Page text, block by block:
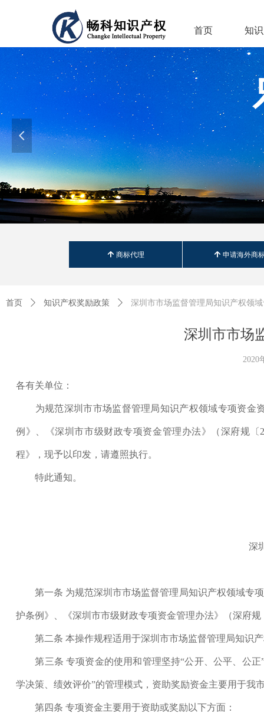
首页 知
넳
녕 商标代理 녕 申请海外商
深圳市市场
首页 ꄲ 知识产权奖励政策 ꄲ 深圳市市场监督管理局知识产权领
各有关单位：
为规范深圳市市场监督管理局知识产权领域专项资金资
例》、《深圳市市级财政专项资金管理办法》（深府规
程》，现予以印发，请遵照执行。
特此通知。
深圳
第一条 为规范深圳市市场监督管理局知识产权领域专项
护条例》、《深圳市市级财政专项资金管理办法》（深府
第二条 本操作规程适用于深圳市市场监督管理局知识产
第三条 专项资金的使用和管理坚持“公开、公平、公正
学决策、绩效评价”的管理模式，资助奖励资金主要用于我
第四条 专项资金主要用于资助或奖励以下方面：
2020